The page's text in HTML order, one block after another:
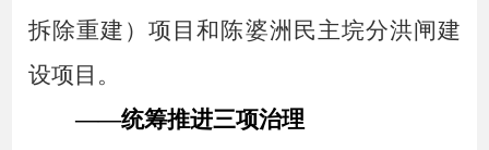
拆除重建）项目和陈婆洲民主垸分洪闸建
设项目。
——统筹推进三项治理